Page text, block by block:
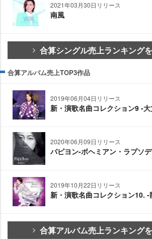
2021年03月30日リリース
南風
合算シングル売上ランキング
合算アルバム売上TOP3作品
2019年06月04日リリース
新・演歌名曲コレクション9 -
2020年06月09日リリース
パピヨン-ボヘミアン・ラプソ
2019年10月22日リリース
新・演歌名曲コレクション10. -
合算アルバム売上ランキング